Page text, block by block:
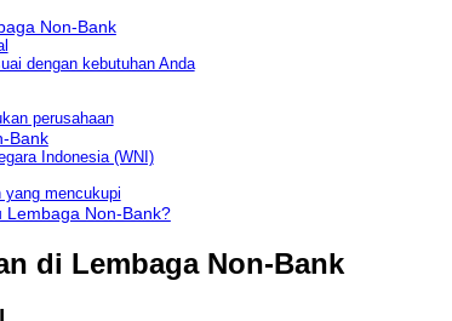
Non-Bank
dengan kebutuhan Anda
perusahaan
Bank
Indonesia (WNI)
mencukupi
Lembaga Non-Bank?
di Lembaga Non-Bank